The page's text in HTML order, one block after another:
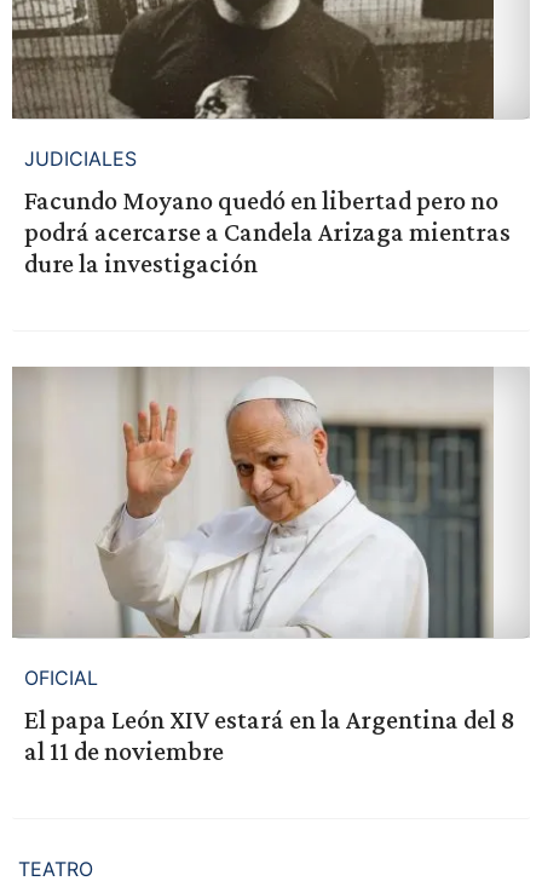
JUDICIALES
Facundo Moyano quedó en libertad pero no
podrá acercarse a Candela Arizaga mientras
dure la investigación
OFICIAL
El papa León XIV estará en la Argentina del 8
al 11 de noviembre
TEATRO